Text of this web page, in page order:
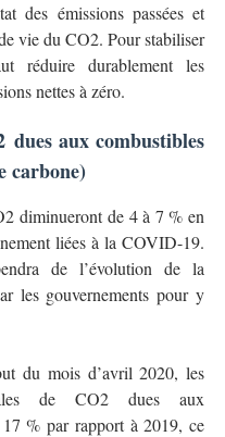
des émissions passées et
vie du CO2. Pour stabiliser
réduire durablement les
nettes à zéro.
dues aux combustibles
carbone)
diminueront de 4 à 7 % en
liées à la COVID-19.
de l’évolution de la
les gouvernements pour y
du mois d’avril 2020, les
de CO2 dues aux
% par rapport à 2019, ce